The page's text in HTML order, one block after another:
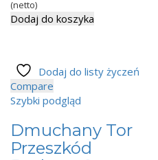
(netto)
Dodaj do koszyka
Dodaj do listy życzeń
Compare
Szybki podgląd
Dmuchany Tor
Przeszkód